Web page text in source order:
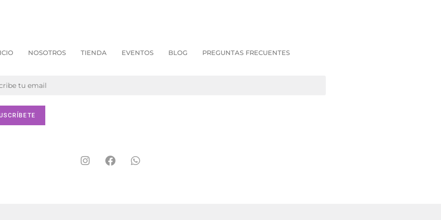
NOSOTROS TIENDA EVENTOS BLOG PREGUNTAS FRECUENTES